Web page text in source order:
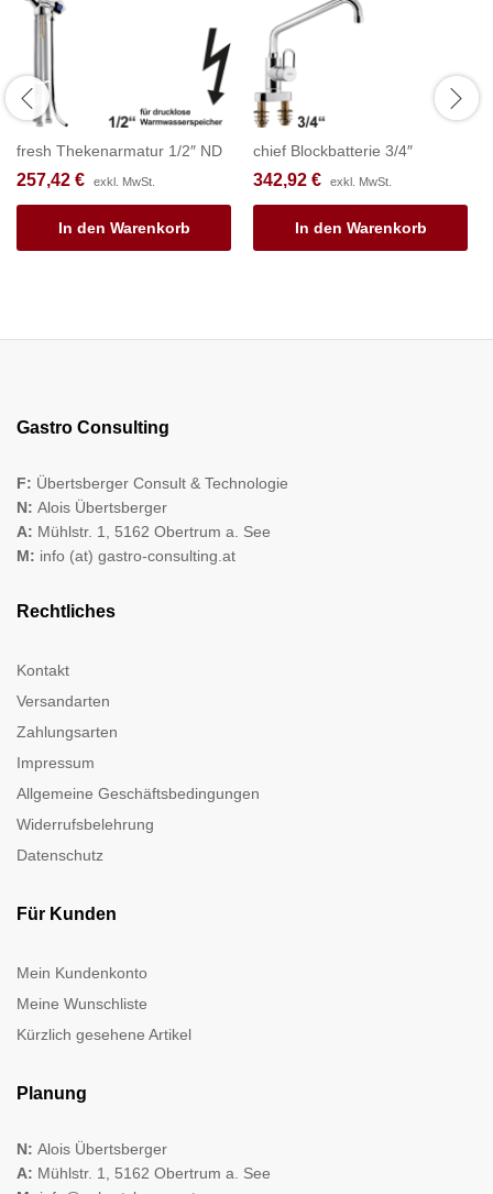
fresh Thekenarmatur 1/2″ ND
257,42 € exkl. MwSt.
In den Warenkorb
chief Blockbatterie 3/4″
342,92 € exkl. MwSt.
In den Warenkorb
Gastro Consulting
F: Übertsberger Consult & Technologie
N: Alois Übertsberger
A: Mühlstr. 1, 5162 Obertrum a. See
M: info (at) gastro-consulting.at
Rechtliches
Kontakt
Versandarten
Zahlungsarten
Impressum
Allgemeine Geschäftsbedingungen
Widerrufsbelehrung
Datenschutz
Für Kunden
Mein Kundenkonto
Meine Wunschliste
Kürzlich gesehene Artikel
Planung
N: Alois Übertsberger
A: Mühlstr. 1, 5162 Obertrum a. See